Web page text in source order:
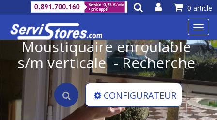
0 article
Moustiquaire enroulable
s/m verticale - Recherche
CONFIGURATEUR